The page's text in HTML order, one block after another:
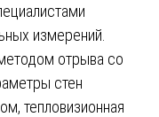
измерений.
отрыва со
стен
тепловизионная